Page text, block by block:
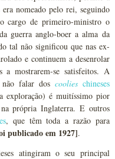
nomeado pelo rei, seguindo
cargo de primeiro-ministro o
guerra anglo-boer a alma da
tal não significou que nas ex-
e continuem a desenrolar
a mostrarem-se satisfeitos. A
não falar dos coolies chineses
exploração) é muitíssimo pior
própria Inglaterra. E outros
, que têm toda a razão para
publicado em 1927].
atingiram o seu principal